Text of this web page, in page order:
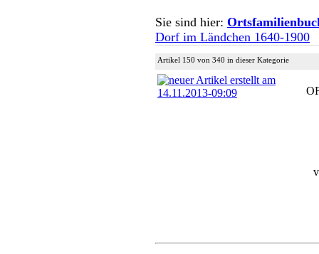
Sie sind hier:
Dorf im Ländchen 1640-1900
Artikel 150 von 340 in dieser Kategorie